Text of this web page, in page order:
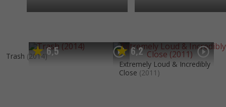
6,5
Trash (2014) 6,2
Extremely Loud & Incredibly
Close (2011)